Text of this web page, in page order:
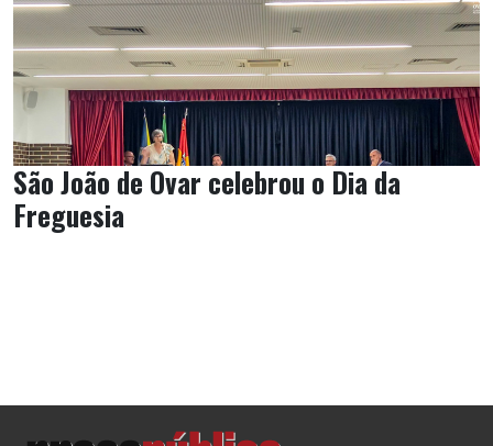
São João de Ovar celebrou o Dia da
Freguesia